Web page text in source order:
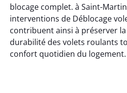
blocage complet. à Saint-
interventions de Déblocage
contribuent ainsi à préserver
durabilité des volets roulants
confort quotidien du logement.